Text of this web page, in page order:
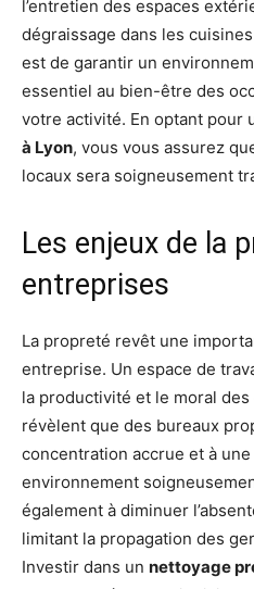
l’entretien des espaces
dégraissage dans les
est de garantir un
essentiel au bien-être des
votre activité. En optant pour
à Lyon, vous vous assurez
locaux sera soigneusement
Les enjeux de la
entreprises
La propreté revêt une
entreprise. Un espace de
la productivité et le moral
révèlent que des bureaux
concentration accrue et à
environnement
également à diminuer
limitant la propagation des
Investir dans un nettoyage